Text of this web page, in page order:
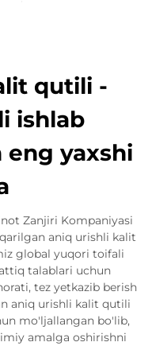
qutili -
ishlab
yaxshi
Zanjiri Kompaniyasi
aniq urishli kalit
global yuqori toifali
talablari uchun
tez yetkazib berish
aniq urishli kalit qutili
mo'ljallangan bo'lib,
amalga oshirishni